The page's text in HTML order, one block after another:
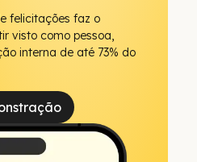
felicitações faz o
visto como pessoa,
interna de até 73% do